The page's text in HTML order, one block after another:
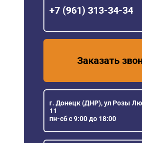
+7 (961) 313-34-34
Заказать
г. Донецк (ДНР), ул Розы
11
пн-сб с 9:00 до 18:00